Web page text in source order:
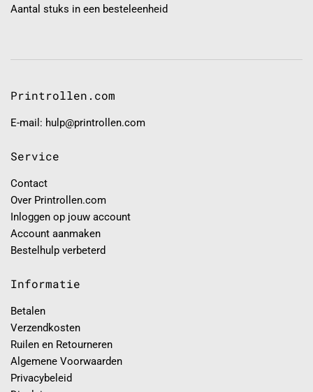
Aantal stuks in een besteleenheid
Printrollen.com
E-mail: hulp@printrollen.com
Service
Contact
Over Printrollen.com
Inloggen op jouw account
Account aanmaken
Bestelhulp verbeterd
Informatie
Betalen
Verzendkosten
Ruilen en Retourneren
Algemene Voorwaarden
Privacybeleid